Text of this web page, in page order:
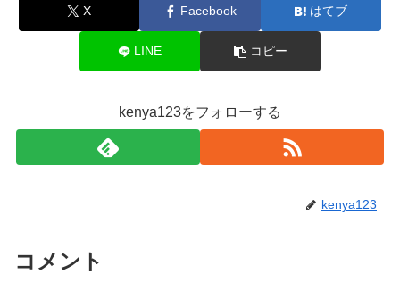
X Facebook はてブ
LINE コピー
kenya123をフォローする
kenya123
コメント